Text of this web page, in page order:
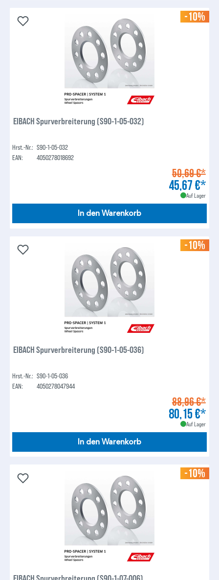
-10%
EIBACH Spurverbreiterung (S90-1-05-032)
Hrst.-Nr.: S90-1-05-032
EAN:
4050278018692
50,69 €*
45,67 €*
Auf Lager
In den Warenkorb
-10%
EIBACH Spurverbreiterung (S90-1-05-036)
Hrst.-Nr.: S90-1-05-036
EAN:
4050278047944
88,96 €*
80,15 €*
Auf Lager
In den Warenkorb
-10%
EIBACH Spurverbreiterung (S90-1-07-006)